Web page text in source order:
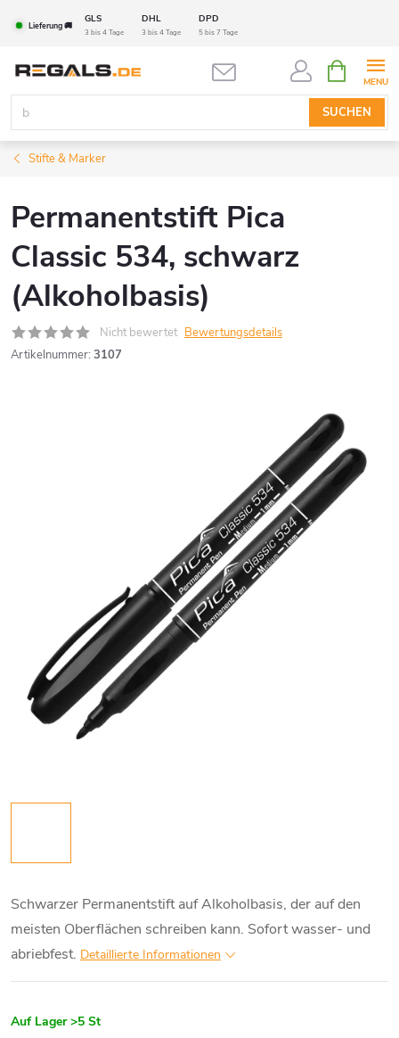
InhaltLieferung 🚚
GLS DHL DPD
3 bis 4 Tage 3 bis 4 Tage 5 bis 7 Tage
SUCHEN
Stifte & Marker
Permanentstift Pica
Classic 534, schwarz
(Alkoholbasis)
Nicht bewertet Bewertungsdetails
Artikelnummer: 3107
Schwarzer Permanentstift auf Alkoholbasis, der auf den
meisten Oberflächen schreiben kann. Sofort wasser- und
abriebfest. Detaillierte Informationen
Auf Lager >5 St